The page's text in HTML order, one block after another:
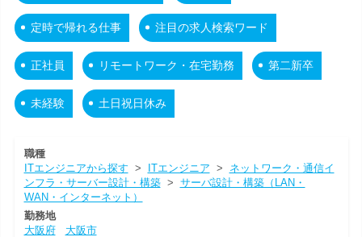
定時で帰れる仕事 注目の求人検索ワード
正社員 リモートワーク・在宅勤務 第二新卒
未経験 土日祝日休み
職種
ITエンジニアから探す > ITエンジニア > ネットワーク・通信イ
ンフラ・サーバー設計・構築> サーバ設計・構築（LAN・
WAN・インターネット）
勤務地
大阪府
大阪市